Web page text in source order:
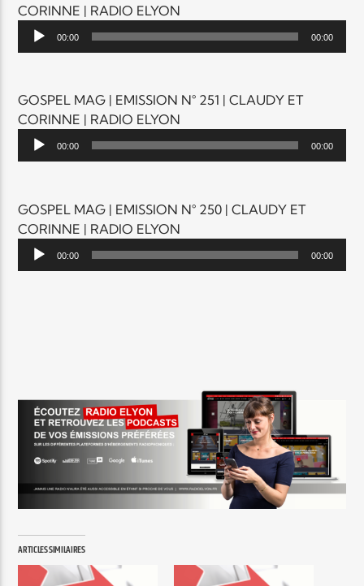
CORINNE | RADIO ELYON
Lecteur00:00 00:00
GOSPEL MAG | EMISSION N° 251 | CLAUDY ET
CORINNE | RADIO ELYON
Lecteur
audio
00:00 00:00
GOSPEL MAG | EMISSION N° 250 | CLAUDY ET
CORINNE | RADIO ELYON
Lecteur00:00 00:00
ARTICLES SIMILAIRES